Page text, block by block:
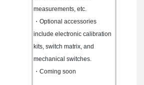
measurements, etc.
・Optional accessories
include electronic calibration
kits, switch matrix, and
mechanical switches.
・Coming soon